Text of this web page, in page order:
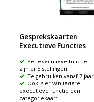
Gesprekskaarten
Executieve Functies
Per executieve functie
zijn er 5 stellingen
Te gebruiken vanaf 7 jaar
Ook is er van iedere
executieve functie een
categoriekaart